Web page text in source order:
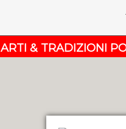
ARTI & TRADIZIONI